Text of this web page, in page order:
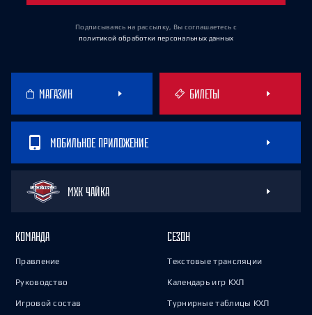
Подписываясь на рассылку, Вы соглашаетесь с
политикой обработки персональных данных
МАГАЗИН БИЛЕТЫ
МОБИЛЬНОЕ ПРИЛОЖЕНИЕ
МХК ЧАЙКА
КОМАНДА
Правление
Руководство
Игровой состав
СЕЗОН
Текстовые трансляции
Календарь игр КХЛ
Турнирные таблицы КХЛ